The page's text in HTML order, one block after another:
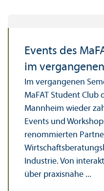
Events des
im
Im vergangenen
MaFAT Student Club
Mannheim wieder
Events und
renommierten
Industrie. Von
über praxisnahe ...